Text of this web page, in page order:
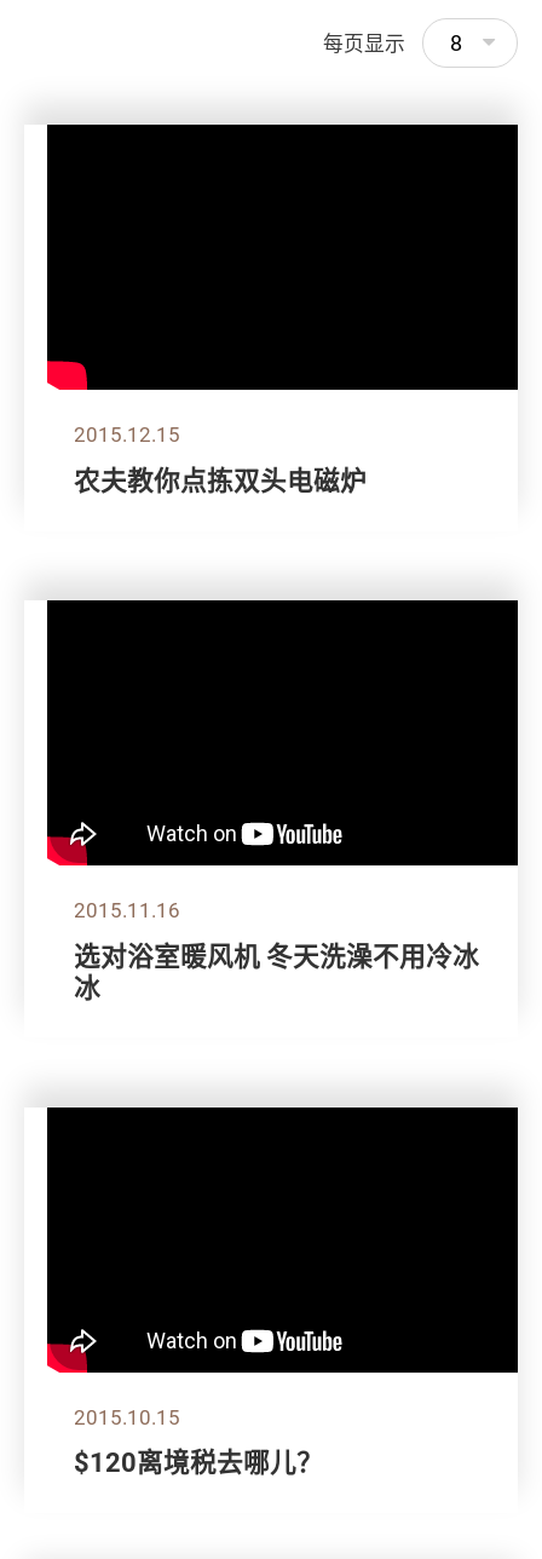
每页显示 8
2015.12.15
农夫教你点拣双头电磁炉
2015.11.16
选对浴室暖风机 冬天洗澡不用冷冰
冰
2015.10.15
$120离境税去哪儿？